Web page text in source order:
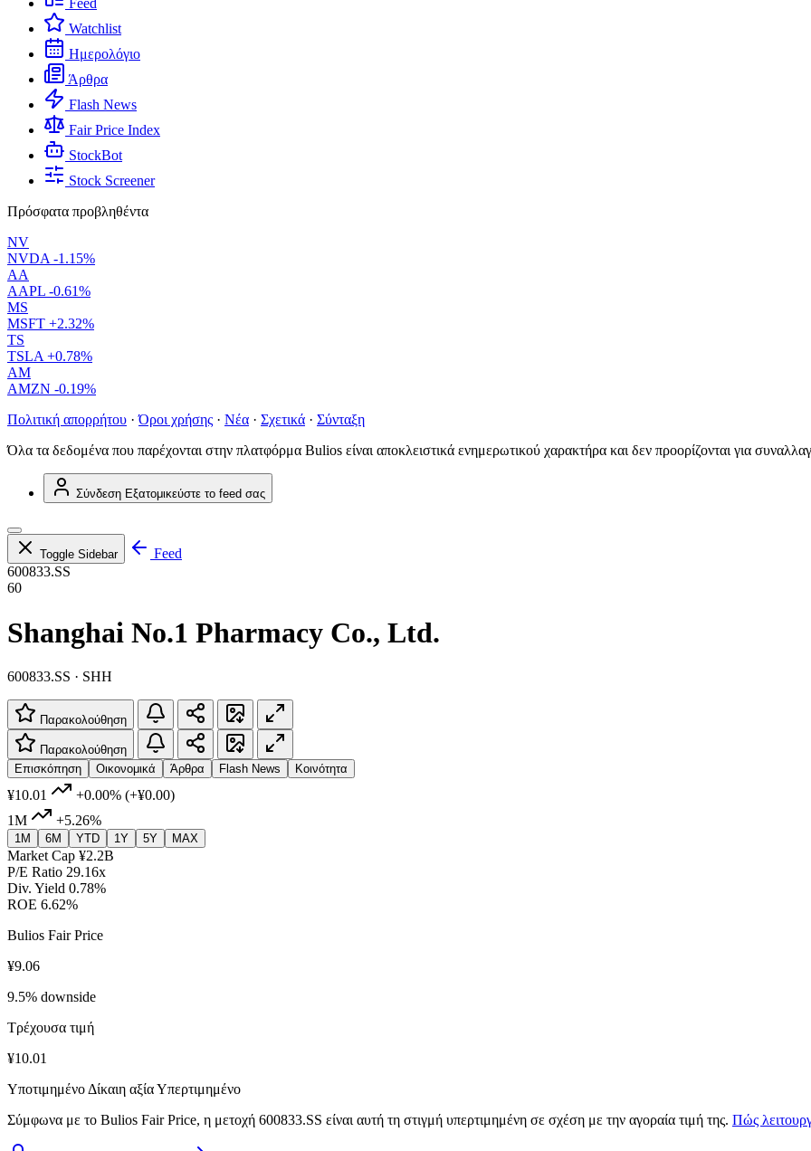
Feed
Watchlist
Ημερολόγιο
Άρθρα
Flash News
Fair Price Index
StockBot
Stock Screener
Πρόσφατα προβληθέντα
NV
NVDA -1.15%
AA
AAPL -0.61%
MS
MSFT +2.32%
TS
TSLA +0.78%
AM
AMZN -0.19%
Πολιτική απορρήτου · Όροι χρήσης · Νέα · Σχετικά · Σύνταξη
Όλα τα δεδομένα που παρέχονται στην πλατφόρμα Bulios είναι αποκλειστικά ενημερωτικού χαρακτήρα και δεν προορίζονται για
Σύνδεση Εξατομικεύστε το feed σας
Toggle Sidebar
Feed
600833.SS
60
Shanghai No.1 Pharmacy Co., Ltd.
600833.SS · SHH
Παρακολούθηση
Παρακολούθηση
Επισκόπηση
Οικονομικά Άρθρα Flash News Κοινότητα
¥10.01 +0.00% (+¥0.00)
1M
+5.26%
1M 6M YTD 1Y 5Y MAX
Market Cap ¥2.2B
P/E Ratio 29.16x
Div. Yield 0.78%
ROE 6.62%
Bulios Fair Price
¥9.06
9.5% downside
Τρέχουσα τιμή
¥10.01
Υποτιμημένο Δίκαιη αξίαΥπερτιμημένο
Σύμφωνα με το Bulios Fair Price, η μετοχή 600833.SS είναι αυτή τη στιγμή υπερτιμημένη σε σχέση με την αγοραία τιμή της. Πώς